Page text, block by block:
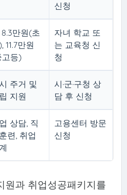
신청
만원(초
11.7만원
고등)
자녀 학교 또
는 교육청 신
청
주거 및
지원
시·군·구청 상
담 후 신청
상담, 직
련, 취업
고용센터 방문
신청
원과 취업성공패키지를